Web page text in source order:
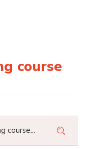
course